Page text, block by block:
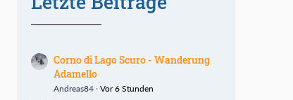
Corno di Lago Scuro - Wanderung
Adamello
Andreas84 Vor 6 Stunden